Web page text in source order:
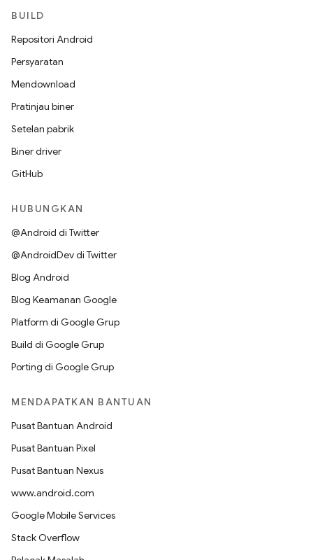
BUILD
Repositori Android
Persyaratan
Mendownload
Pratinjau biner
Setelan pabrik
Biner driver
GitHub
HUBUNGKAN
@Android di Twitter
@AndroidDev di Twitter
Blog Android
Blog Keamanan Google
Platform di Google Grup
Build di Google Grup
Porting di Google Grup
MENDAPATKAN BANTUAN
Pusat Bantuan Android
Pusat Bantuan Pixel
Pusat Bantuan Nexus
www.android.com
Google Mobile Services
Stack Overflow